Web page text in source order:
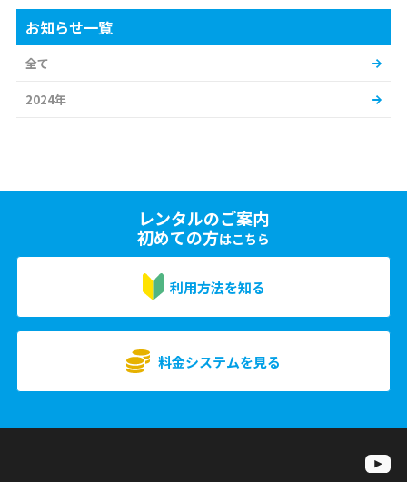
お知らせ一覧
全て
2024年
レンタルのご案内
初めての方はこちら
利用方法を知る
料金システムを見る